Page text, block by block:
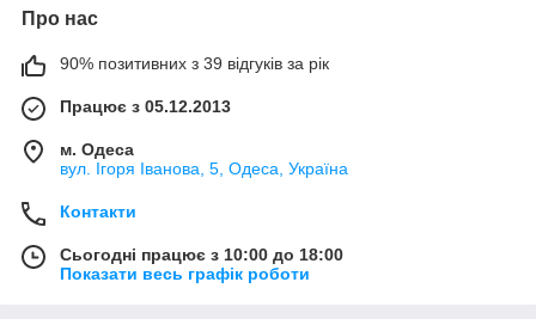
Про нас
90% позитивних з 39 відгуків за рік
Працює з 05.12.2013
м. Одеса
вул. Ігоря Іванова, 5, Одеса, Україна
Контакти
Сьогодні працює з 10:00 до 18:00
Показати весь графік роботи